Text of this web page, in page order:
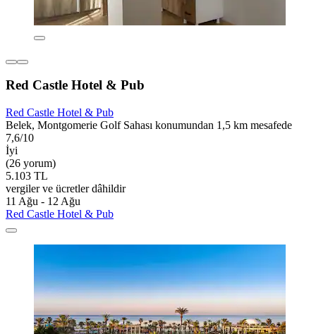
Red Castle Hotel & Pub
Red Castle Hotel & Pub
Belek, Montgomerie Golf Sahası konumundan 1,5 km mesafede
7,6/10
İyi
(26 yorum)
5.103 TL
vergiler ve ücretler dâhildir
11 Ağu - 12 Ağu
Red Castle Hotel & Pub